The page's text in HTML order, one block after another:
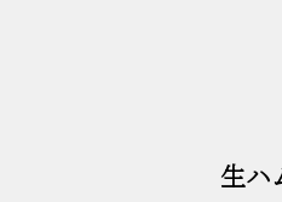
生ハ